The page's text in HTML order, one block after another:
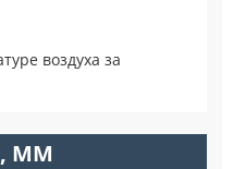
воздуха за
ММ